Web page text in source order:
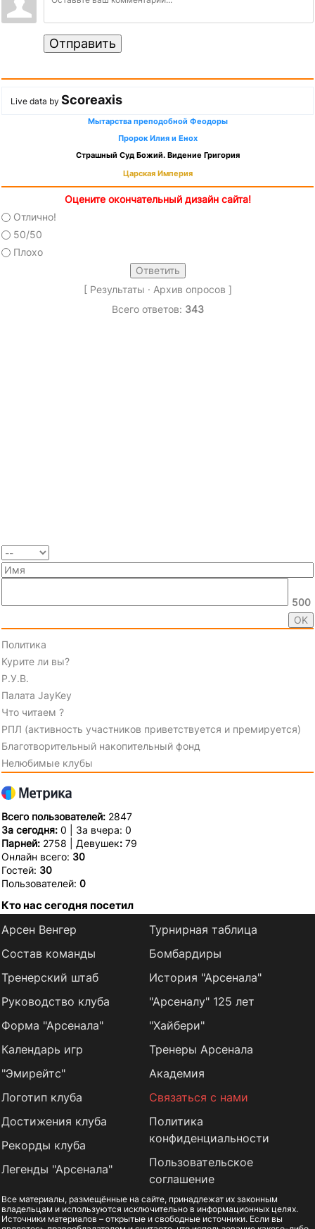
Отправить
Live data by Scoreaxis
Мытарства преподобной Феодоры
Пророк Илия и Енох
Страшный Суд Божий. Видение Григория
Царская Империя
Оцените окончательный дизайн сайта!
Отлично!
50/50
Плохо
[ Результаты · Архив опросов ]
Всего ответов: 343
500
Политика
Курите ли вы?
Р.У.В.
Палата JayKey
Что читаем ?
РПЛ (активность участников приветствуется и премируется)
Благотворительный накопительный фонд
Нелюбимые клубы
Всего пользователей: 2847
За сегодня: 0 | За вчера: 0
Парней: 2758 | Девушек: 79
Онлайн всего: 30
Гостей: 30
Пользователей: 0
Кто нас сегодня посетил
Арсен Венгер
Состав команды
Тренерский штаб
Руководство клуба
Форма "Арсенала"
Календарь игр
Турнирная таблица
Бомбардиры
История "Арсенала"
"Арсеналу" 125 лет
"Хайбери"
Тренеры Арсенала
"Эмирейтс"
Логотип клуба
Достижения клуба
Рекорды клуба
Легенды "Арсенала"
Академия
Связаться с нами
Политика
конфиденциальности
Пользовательское
соглашение
Все материалы, размещённые на сайте, принадлежат их законным
владельцам и используются исключительно в информационных целях.
Источники материалов – открытые и свободные источники. Если вы